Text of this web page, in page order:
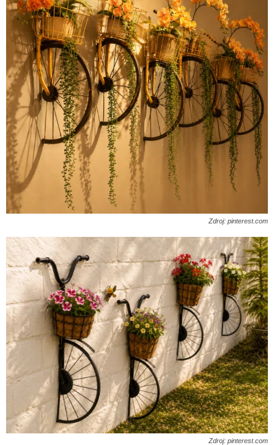
Zdroj: pinterest.com
Zdroj: pinterest.com